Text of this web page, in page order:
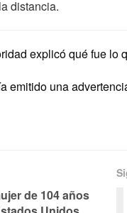
distancia.
explicó qué fue lo
emitido una
de 104 años